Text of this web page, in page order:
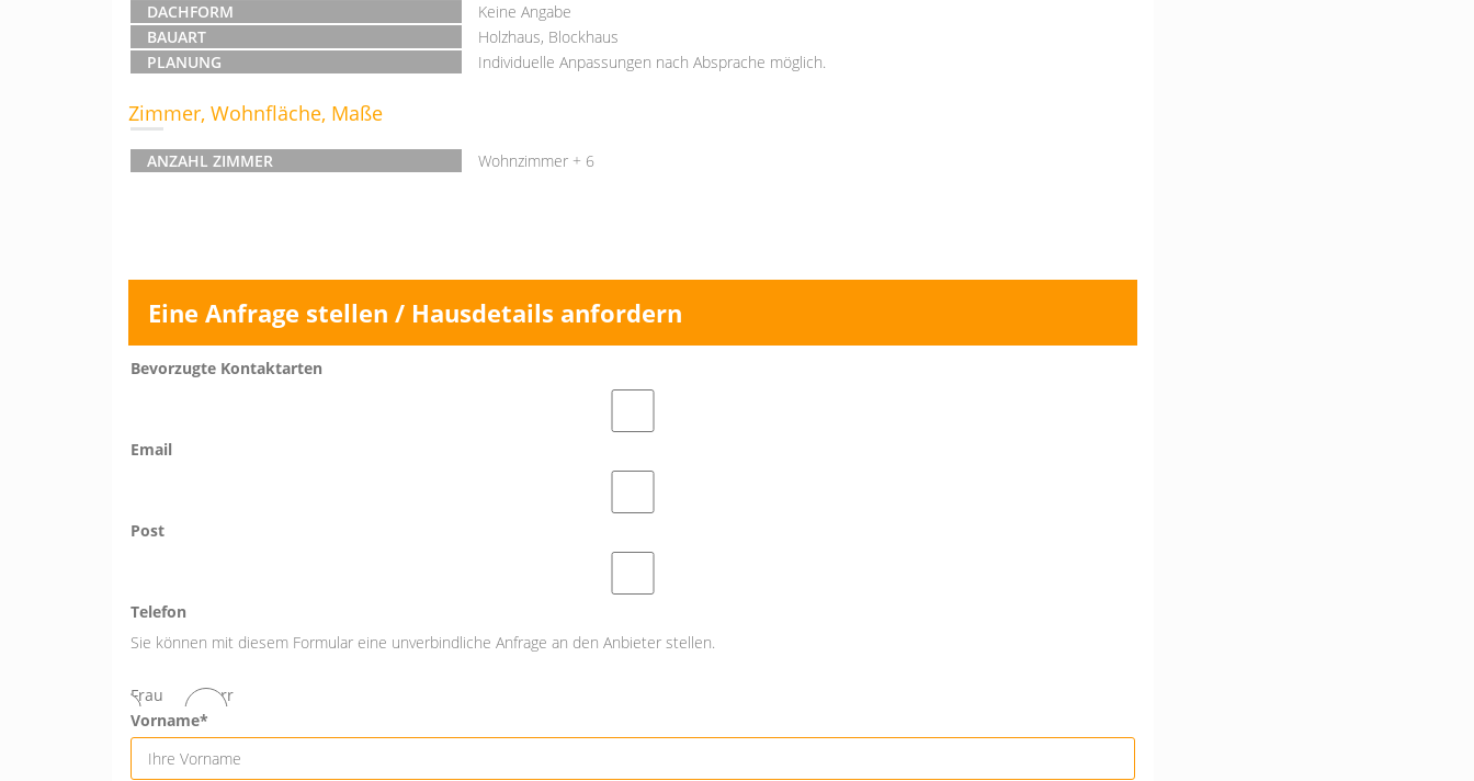
DACHFORM
Keine Angabe
BAUART
Holzhaus, Blockhaus
PLANUNG
Individuelle Anpassungen nach Absprache möglich.
Zimmer, Wohnfläche, Maße
ANZAHL ZIMMER Wohnzimmer + 6
Eine Anfrage stellen / Hausdetails anfordern
Bevorzugte Kontaktarten
Email
Post
Telefon
Sie können mit diesem Formular eine unverbindliche Anfrage an den Anbieter stellen.
Frau
Herr
Vorname*